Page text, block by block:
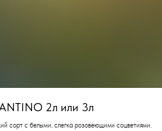
2л или 3л
сорт с белыми, слегка розовеющими соцветиями.